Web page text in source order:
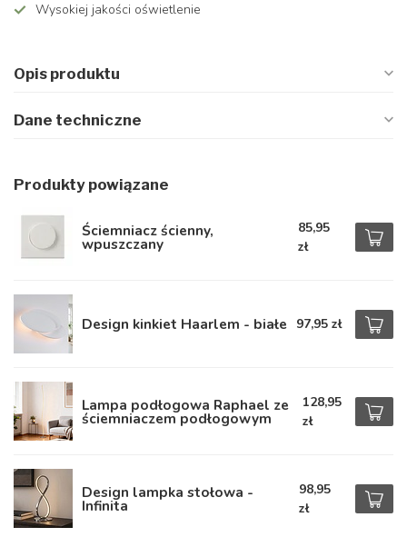
Wysokiej jakości oświetlenie
Opis produktu
Dane techniczne
Produkty powiązane
Ściemniacz ścienny,
wpuszczany
85,95
zł
Design kinkiet Haarlem - białe 97,95 zł
Lampa podłogowa Raphael ze
ściemniaczem podłogowym
128,95
zł
Design lampka stołowa -
Infinita
98,95
zł